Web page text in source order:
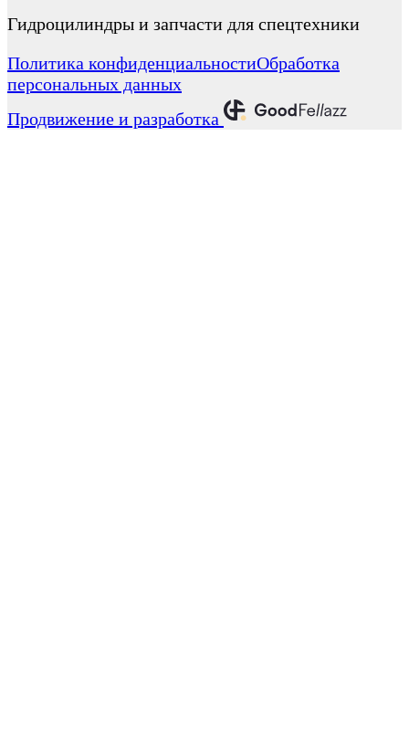
Гидроцилиндры и запчасти для спецтехники
Политика конфиденциальностиОбработка
персональных данных
Продвижение и разработка